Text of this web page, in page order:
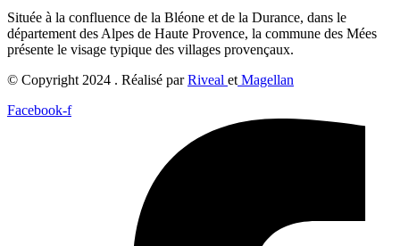
Située à la confluence de la Bléone et de la Durance, dans le
département des Alpes de Haute Provence, la commune des Mées
présente le visage typique des villages provençaux.
© Copyright 2024 . Réalisé parRiveal et Magellan
Facebook-f